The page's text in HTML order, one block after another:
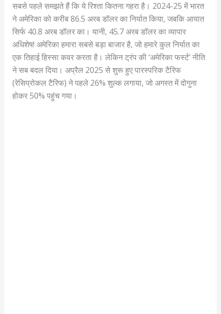
सबसे पहले समझते हैं कि ये रिश्ता कितना गहरा है। 2024-25 में भारत
ने अमेरिका को करीब 86.5 अरब डॉलर का निर्यात किया, जबकि आयात
सिर्फ 40.8 अरब डॉलर का। यानी, 45.7 अरब डॉलर का व्यापार
अधिशेष! अमेरिका हमारा सबसे बड़ा बाजार है, जो हमारे कुल निर्यात का
एक तिहाई हिस्सा कवर करता है। लेकिन ट्रंप की ‘अमेरिका फर्स्ट’ नीति
ने सब बदल दिया। अप्रैल 2025 से शुरू हुए पारस्परिक टैरिफ
(रेसिप्रोकल टैरिफ) ने पहले 26% शुल्क लगाया, जो अगस्त में दोगुना
होकर 50% पहुंच गया।